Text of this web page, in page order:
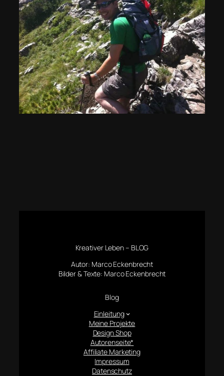
Kreativer Leben – BLOG
Autor: Marco Eckenbrecht
Bilder & Texte: Marco Eckenbrecht
Blog
Einleitung
Meine Projekte
Design Shop
Autorenseite*
Affiliate Marketing
Impressum
Datenschutz